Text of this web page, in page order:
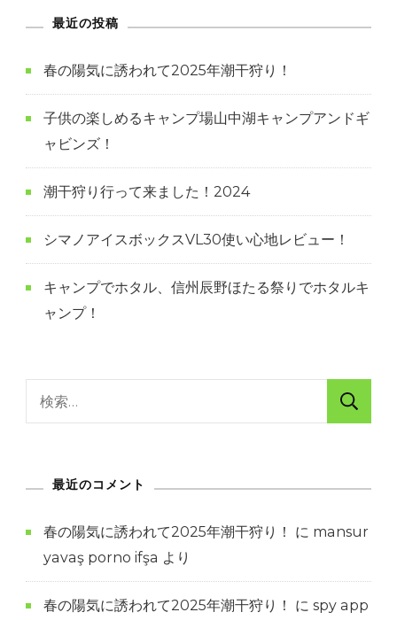
最近の投稿
春の陽気に誘われて2025年潮干狩り！
子供の楽しめるキャンプ場山中湖キャンプアンドギ
ャビンズ！
潮干狩り行って来ました！2024
シマノアイスボックスVL30使い心地レビュー！
キャンプでホタル、信州辰野ほたる祭りでホタルキ
ャンプ！
最近のコメント
春の陽気に誘われて2025年潮干狩り！ に mansur
yavaş porno ifşa より
春の陽気に誘われて2025年潮干狩り！ に spy app